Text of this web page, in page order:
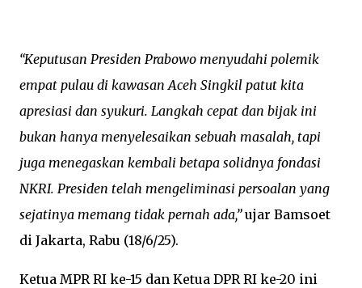
“Keputusan Presiden Prabowo menyudahi polemik
empat pulau di kawasan Aceh Singkil patut kita
apresiasi dan syukuri. Langkah cepat dan bijak ini
bukan hanya menyelesaikan sebuah masalah, tapi
juga menegaskan kembali betapa solidnya fondasi
NKRI. Presiden telah mengeliminasi persoalan yang
sejatinya memang tidak pernah ada,”ujar Bamsoet
di Jakarta, Rabu (18/6/25).
Ketua MPR RI ke-15 dan Ketua DPR RI ke-20 ini